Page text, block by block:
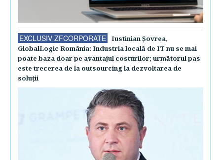
EXCLUSIV ZFCORPORATE
Iustinian Şovrea,
GlobalLogic România: Industria locală de IT nu se mai
poate baza doar pe avantajul costurilor; următorul pas
este trecerea de la outsourcing la dezvoltarea de
soluţii